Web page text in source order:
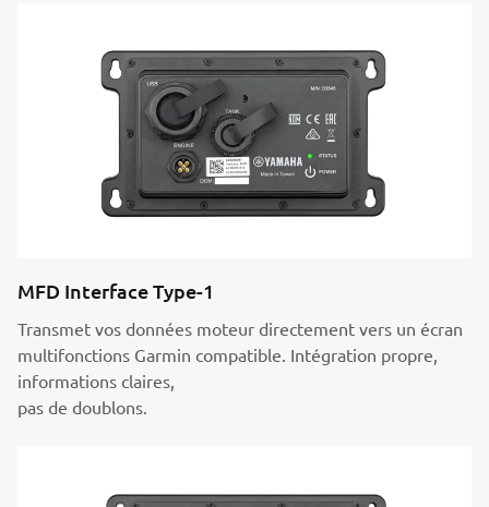
MFD Interface Type-1
Transmet vos données moteur directement vers un écran
multifonctions Garmin compatible. Intégration propre,
informations claires,
pas de doublons.